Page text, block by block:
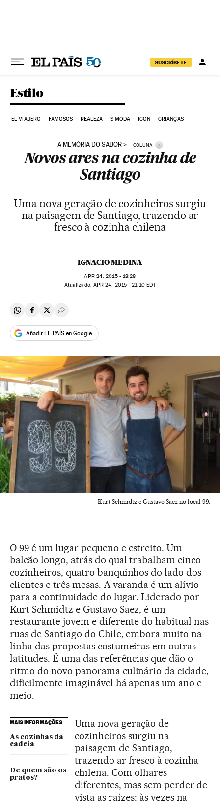
SUSCRÍBETE
Estilo
EL VIAJERO FAMOSOS REALEZA S MODA ICON CRIANÇAS
A MEMÓRIA DO SABOR COLUNA i
Novos ares na cozinha de
Santiago
Uma nova geração de cozinheiros surgiu
na paisagem de Santiago, trazendo ar
fresco à cozinha chilena
IGNACIO MEDINA
APR24, 2015 - 18:28
atualizado: APR 24, 2015 - 21:10EDT
Compartir en Whatsapp
Compartir en Facebook
Compartir en Twitter
Desplegar Redes Sociales
Añadir EL PAÍS en Google
Kurt Schmidtz e Gustavo Saez no local 99.
O 99 é um lugar pequeno e estreito. Um
balcão longo, atrás do qual trabalham cinco
cozinheiros, quatro banquinhos do lado dos
clientes e três mesas. A varanda é um alívio
para a continuidade do lugar. Liderado por
Kurt Schmidtz e Gustavo Saez, é um
restaurante jovem e diferente do habitual nas
ruas de Santiago do Chile, embora muito na
linha das propostas costumeiras em outras
latitudes. É uma das referências que dão o
ritmo do novo panorama culinário da cidade,
dificilmente imaginável há apenas um ano e
meio.
MAIS INFORMAÇÕES
As cozinhas da
cadeia
De quem são os
pratos?
Uma nova geração de
cozinheiros surgiu na
paisagem de Santiago,
trazendo ar fresco à cozinha
chilena. Com olhares
diferentes, mas sem perder de
vista as raízes: às vezes na